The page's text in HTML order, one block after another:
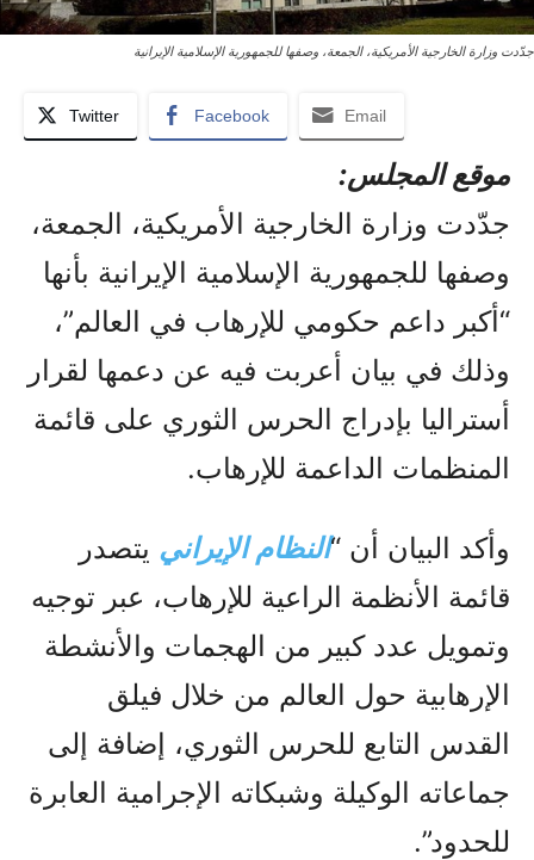
جدّدت وزارة الخارجية الأمريكية، الجمعة، وصفها للجمهورية الإسلامية الإيرانية
Twitter Facebook Email
موقع المجلس:
جدّدت وزارة الخارجية الأمريكية، الجمعة،
وصفها للجمهورية الإسلامية الإيرانية بأنها
“أكبر داعم حكومي للإرهاب في العالم”،
وذلك في بيان أعربت فيه عن دعمها لقرار
أستراليا بإدراج الحرس الثوري على قائمة
المنظمات الداعمة للإرهاب.
وأكد البيان أن “النظام الإيراني يتصدر
قائمة الأنظمة الراعية للإرهاب، عبر توجيه
وتمويل عدد كبير من الهجمات والأنشطة
الإرهابية حول العالم من خلال فيلق
القدس التابع للحرس الثوري، إضافة إلى
جماعاته الوكيلة وشبكاته الإجرامية العابرة
للحدود”.